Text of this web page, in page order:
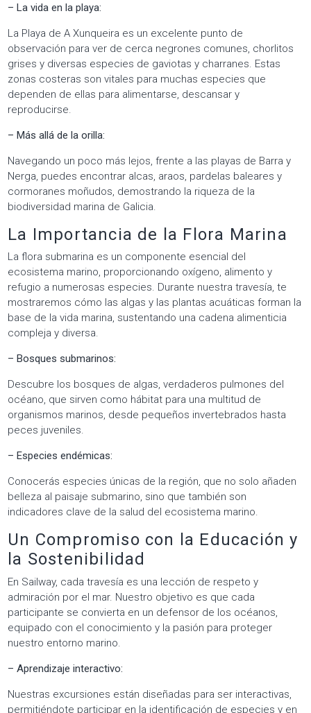
– La vida en la playa:
La Playa de A Xunqueira es un excelente punto de
observación para ver de cerca negrones comunes, chorlitos
grises y diversas especies de gaviotas y charranes. Estas
zonas costeras son vitales para muchas especies que
dependen de ellas para alimentarse, descansar y
reproducirse.
– Más allá de la orilla:
Navegando un poco más lejos, frente a las playas de Barra y
Nerga, puedes encontrar alcas, araos, pardelas baleares y
cormoranes moñudos, demostrando la riqueza de la
biodiversidad marina de Galicia.
La Importancia de la Flora Marina
La flora submarina es un componente esencial del
ecosistema marino, proporcionando oxígeno, alimento y
refugio a numerosas especies. Durante nuestra travesía, te
mostraremos cómo las algas y las plantas acuáticas forman la
base de la vida marina, sustentando una cadena alimenticia
compleja y diversa.
– Bosques submarinos:
Descubre los bosques de algas, verdaderos pulmones del
océano, que sirven como hábitat para una multitud de
organismos marinos, desde pequeños invertebrados hasta
peces juveniles.
– Especies endémicas:
Conocerás especies únicas de la región, que no solo añaden
belleza al paisaje submarino, sino que también son
indicadores clave de la salud del ecosistema marino.
Un Compromiso con la Educación y
la Sostenibilidad
En Sailway, cada travesía es una lección de respeto y
admiración por el mar. Nuestro objetivo es que cada
participante se convierta en un defensor de los océanos,
equipado con el conocimiento y la pasión para proteger
nuestro entorno marino.
– Aprendizaje interactivo:
Nuestras excursiones están diseñadas para ser interactivas,
permitiéndote participar en la identificación de especies y en